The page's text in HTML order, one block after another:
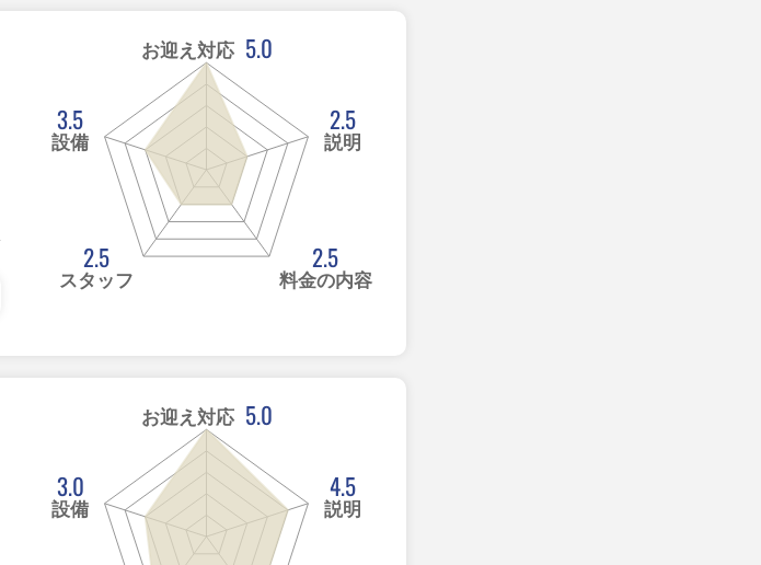
お迎え対応 5.0
2.5
説明
2.5
料金の内容
2.5
スタッフ
3.5
設備
お迎え対応 5.0
4.5
説明
3.0
設備